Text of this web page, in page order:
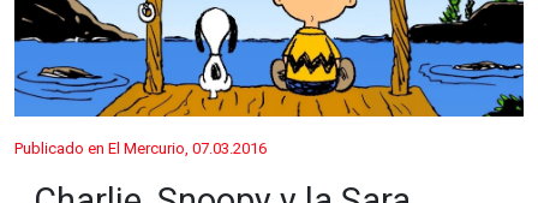
Publicado en El Mercurio, 07.03.2016